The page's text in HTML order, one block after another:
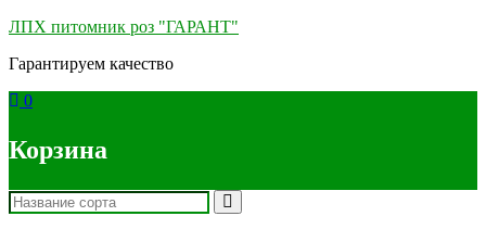
ЛПХ питомник роз "ГАРАНТ"
Гарантируем качество
0
Корзина